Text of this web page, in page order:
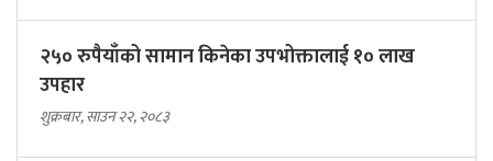
२५० रुपैयाँको सामान किनेका उपभोक्तालाई १० लाख
उपहार
शुक्रबार, साउन २२, २०८३